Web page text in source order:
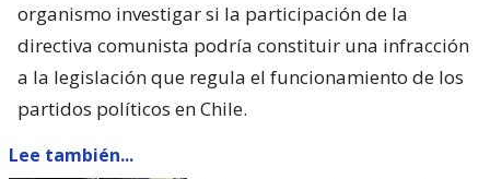
organismo investigar si la participación de la
directiva comunista podría constituir una infracción
a la legislación que regula el funcionamiento de los
partidos políticos en Chile.
Lee también...